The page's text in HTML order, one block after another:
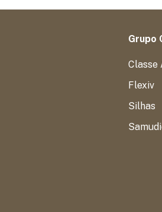
Grupo
Classe
Flexiv
Silhas